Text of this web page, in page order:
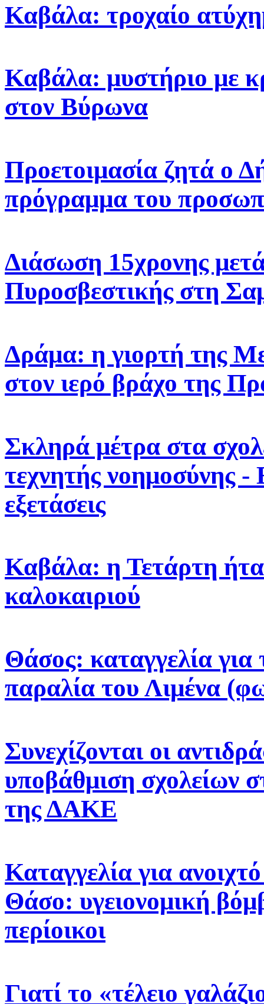
Καβάλα: τροχαίο
Καβάλα: μυστήριο με
στον Βύρωνα
Προετοιμασία ζητά ο
πρόγραμμα του
Διάσωση 15χρονης
Πυροσβεστικής στη
Δράμα: η γιορτή της
στον ιερό βράχο της
Σκληρά μέτρα στα
τεχνητής νοημοσύνης -
εξετάσεις
Καβάλα: η Τετάρτη
καλοκαιριού
Θάσος: καταγγελία για
παραλία του Λιμένα
Συνεχίζονται οι
υποβάθμιση σχολείων
της ΔΑΚΕ
Καταγγελία για
Θάσο: υγειονομική
περίοικοι
Γιατί το «τέλειο